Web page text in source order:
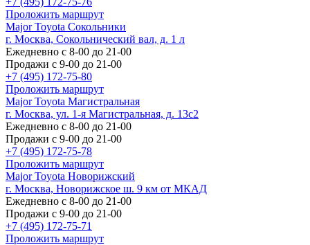
Проложить маршрут
Major Toyota Сокольники
г. Москва, Сокольнический вал, д. 1 л
Ежедневно с 8-00 до 21-00
Продажи с 9-00 до 21-00
+7 (495) 172-75-80
Проложить маршрут
Major Toyota Магистральная
г. Москва, ул. 1-я Магистральная, д. 13с2
Ежедневно с 8-00 до 21-00
Продажи с 9-00 до 21-00
+7 (495) 172-75-78
Проложить маршрут
Major Toyota Новорижский
г. Москва, Новорижское ш. 9 км от МКАД
Ежедневно с 8-00 до 21-00
Продажи с 9-00 до 21-00
+7 (495) 172-75-71
Проложить маршрут